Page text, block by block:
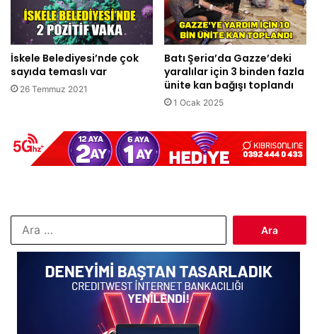
İskele Belediyesi’nde çok
sayıda temaslı var
26 Temmuz 2021
Batı Şeria’da Gazze’deki
yaralılar için 3 binden fazla
ünite kan bağışı toplandı
1 Ocak 2025